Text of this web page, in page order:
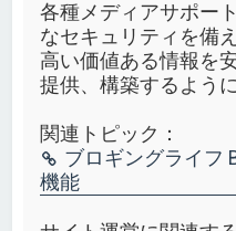
各種メディアサポー
なセキュリティを備
高い価値ある情報を
提供、構築するよう
関連トピック：
ブロギングライフ
機能